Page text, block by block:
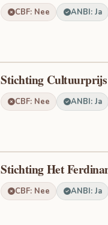
CBF: Nee ANBI: Ja
Stichting
CBF: Nee ANBI: Ja
Stichting Het
CBF: Nee ANBI: Ja